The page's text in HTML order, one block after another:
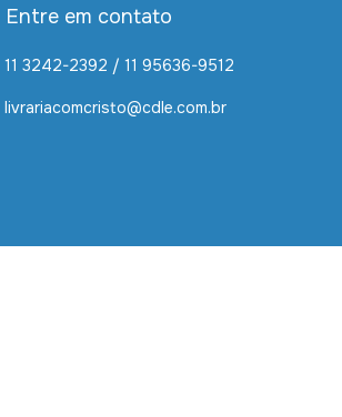
Entre em contato
11 3242-2392 / 11 95636-9512
livrariacomcristo@cdle.com.br